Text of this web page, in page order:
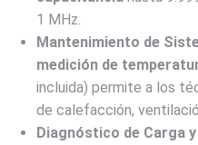
1 MHz.
Mantenimiento de
medición de
incluida) permite a los
de calefacción,
Diagnóstico de Carga